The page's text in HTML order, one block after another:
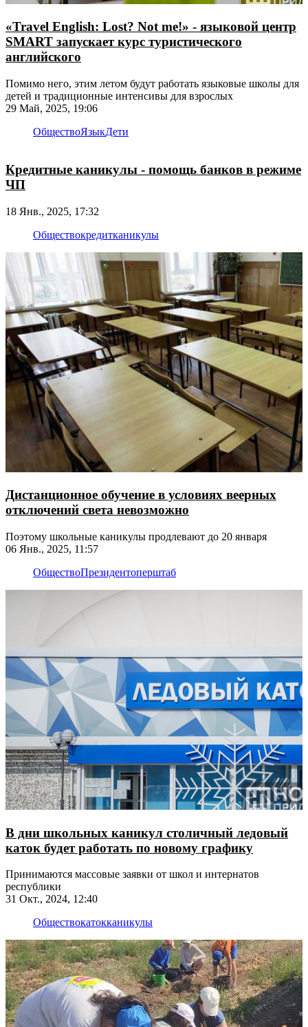
«Travel English: Lost? Not me!» - языковой центр
SMART запускает курс туристического
английского
Помимо него, этим летом будут работать языковые школы для
детей и традиционные интенсивы для взрослых
29 Май, 2025, 19:06
ОбществоЯзыкДети
Кредитные каникулы - помощь банков в режиме
ЧП
18 Янв., 2025, 17:32
Обществокредитканикулы
Дистанционное обучение в условиях веерных
отключений света невозможно
Поэтому школьные каникулы продлевают до 20 января
06 Янв., 2025, 11:57
ОбществоПрезидентоперштаб
В дни школьных каникул столичный ледовый
каток будет работать по новому графику
Принимаются массовые заявки от школ и интернатов
республики
31 Окт., 2024, 12:40
Обществокатокканикулы